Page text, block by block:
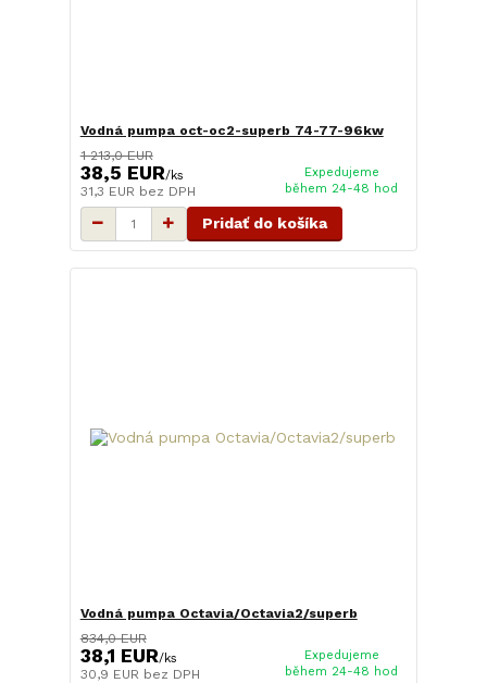
Vodná pumpa oct-oc2-superb 74-77-96kw
1 213,0 EUR
38,5 EUR/ks
31,3 EUR bez DPH
Expedujeme
během 24-48 hod
Pridať do košíka
Vodná pumpa Octavia/Octavia2/superb
834,0 EUR
38,1 EUR/ks
30,9 EUR bez DPH
Expedujeme
během 24-48 hod